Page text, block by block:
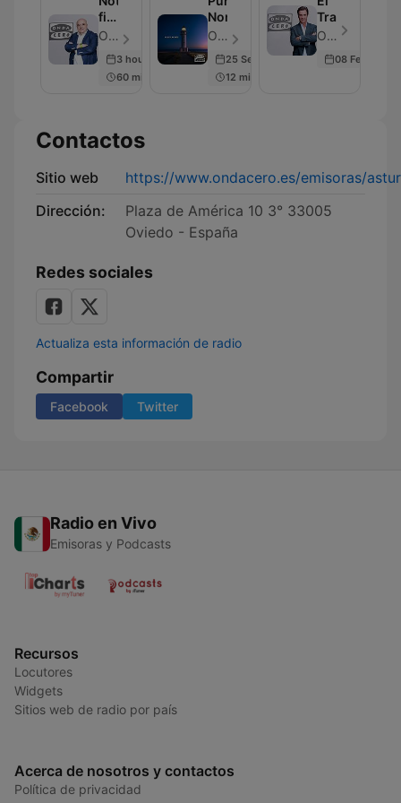
fin
de
semana
OndaCero - Episodio 301
3 hours ago
60 min
Norte
OndaCero - Episodio 300
25 Sep 2025
12 min
Transistor
OndaCero - Episodio 300
08 Feb 2024
Contactos
Sitio web
https://www.ondacero.es/emisoras/
Dirección:
Plaza de América 10 3° 33005
Oviedo - España
Redes sociales
Actualiza esta información de radio
Compartir
Facebook Twitter
Radio en Vivo
Emisoras y Podcasts
Recursos
Locutores
Widgets
Sitios web de radio por país
Acerca de nosotros y contactos
Política de privacidad